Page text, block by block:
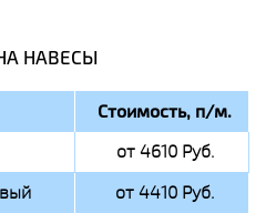
НАВЕСЫ
Стоимость, п/м.
от 4610 Руб.
от 4410 Руб.